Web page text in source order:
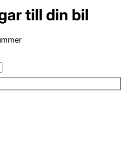
till din bil